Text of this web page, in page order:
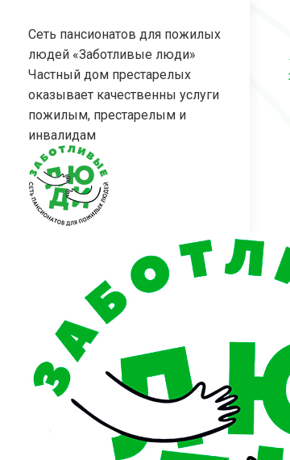
содержанию
Сеть пансионатов для пожилых
людей «Заботливые люди»
Частный дом престарелых
оказывает качественны услуги
пожилым, престарелым и
инвалидам